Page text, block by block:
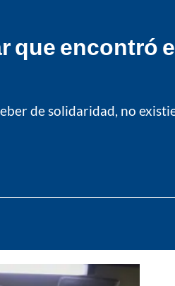
que encontró
de solidaridad, no